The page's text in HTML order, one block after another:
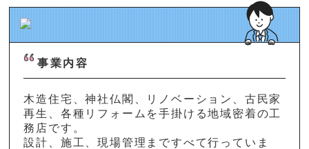
事業内容
木造住宅、神社仏閣、リノベーション、古民家
再生、各種リフォームを手掛ける地域密着の工
務店です。
設計、施工、現場管理まですべて行っていま